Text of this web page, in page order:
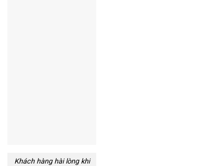
Khách hàng hài lòng khi